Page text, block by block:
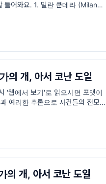
들어와요. 1. 밀란 쿤데라 (Milan
의 개, 아서 코난 도일
'웹에서 보기'로 읽으시면 포맷이
예리한 추론으로 사건들의 전모를
개, 아서 코난 도일